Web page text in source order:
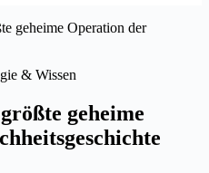
& Wissen
geheime